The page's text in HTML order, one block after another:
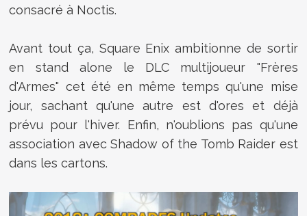
consacré à Noctis.
Avant tout ça, Square Enix ambitionne de sortir
en stand alone le DLC multijoueur "Frères
d'Armes" cet été en même temps qu'une mise
jour, sachant qu'une autre est d'ores et déjà
prévu pour l'hiver. Enfin, n'oublions pas qu'une
association avec Shadow of the Tomb Raider est
dans les cartons.